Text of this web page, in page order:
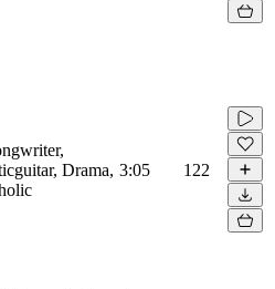
Drama, 3:05 122